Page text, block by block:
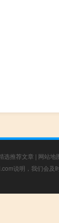
选推荐文章 | 网站地
说明，我们会及